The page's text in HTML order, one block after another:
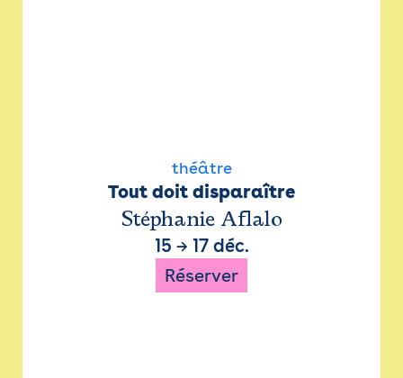
théâtre
Tout doit disparaître
Stéphanie Aflalo
15 → 17 déc.
Réserver